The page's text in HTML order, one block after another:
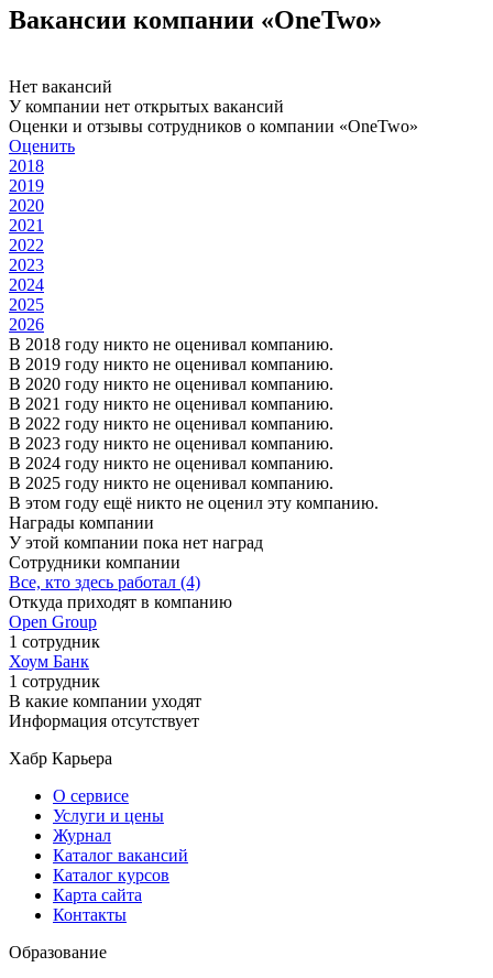
Вакансии компании «OneTwo»
Нет вакансий
У компании нет открытых вакансий
Оценки и отзывы сотрудников о компании «OneTwo»
Оценить
2018
2019
2020
2021
2022
2023
2024
2025
2026
В 2018 году никто не оценивал компанию.
В 2019 году никто не оценивал компанию.
В 2020 году никто не оценивал компанию.
В 2021 году никто не оценивал компанию.
В 2022 году никто не оценивал компанию.
В 2023 году никто не оценивал компанию.
В 2024 году никто не оценивал компанию.
В 2025 году никто не оценивал компанию.
В этом году ещё никто не оценил эту компанию.
Награды компании
У этой компании пока нет наград
Сотрудники компании
Все, кто здесь работал (4)
Откуда приходят в компанию
Open Group
1 сотрудник
Хоум Банк
1 сотрудник
В какие компании уходят
Информация отсутствует
Хабр Карьера
О сервисе
Услуги и цены
Журнал
Каталог вакансий
Каталог курсов
Карта сайта
Контакты
Образование